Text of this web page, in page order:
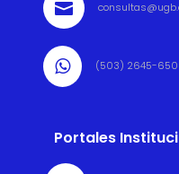

 (503) 2645-
Portales